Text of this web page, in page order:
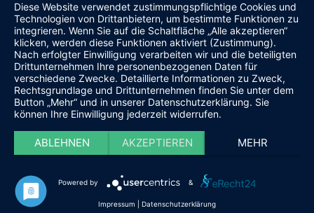
Diese Website verwendet zustimmungspflichtige Cookies und
Technologien von Drittanbietern, um bestimmte Funktionen zu
integrieren. Wenn Sie auf die Schaltfläche „Alle akzeptieren“
klicken, werden diese Funktionen aktiviert (Zustimmung).
Nach erfolgter Einwilligung verarbeiten wir und die beteiligten
Drittunternehmen Ihre personenbezogenen Daten für
verschiedene Zwecke. Detaillierte Informationen zu Zweck,
Rechtsgrundlage und Drittunternehmen finden Sie unter dem
Button „Mehr“ und in unserer Datenschutzerklärung. Sie
können Ihre Einwilligung jederzeit widerrufen.
ABLEHNEN AKZEPTIEREN MEHR
Powered by &
Impressum Datenschutzerklärung